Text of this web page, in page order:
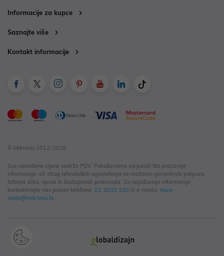
Informacije za kupce
Saznajte više
Kontakt informacije
© Mikronis 2012-2026
Sve navedene cijene sadrže PDV. Pokušavamo osigurati što preciznije
informacije, ali zbog tehnoloških ograničenja ne možemo garantirati potpunu
točnost slika, opisa ili dostupnosti proizvoda. Za najažurnije informacije
kontaktirajte nas putem telefona: 01 3033 100 ili e-maila: nova-
cesta@mikronis.hr.